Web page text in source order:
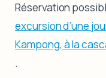
Réservation
excursion d’une
Kampong, à la
.